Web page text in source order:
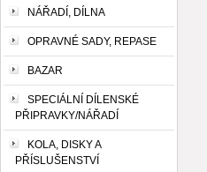
NÁŘADÍ, DÍLNA
OPRAVNÉ SADY, REPASE
BAZAR
SPECIÁLNÍ DÍLENSKÉ
PŘIPRAVKY/NÁŘADÍ
KOLA, DISKY A
PŘÍSLUŠENSTVÍ